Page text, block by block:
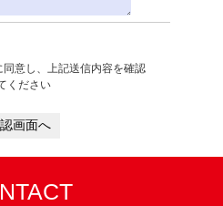
同意し、上記送信内容を確認
ください
画面へ